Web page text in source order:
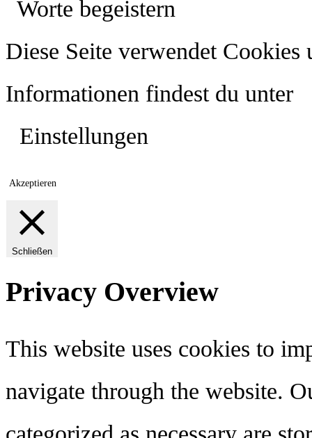
Diese Seite verwendet
Informationen findest du unter
Einstellungen
Akzeptieren
Schließen
Privacy Overview
This website uses cookies to
navigate through the website.